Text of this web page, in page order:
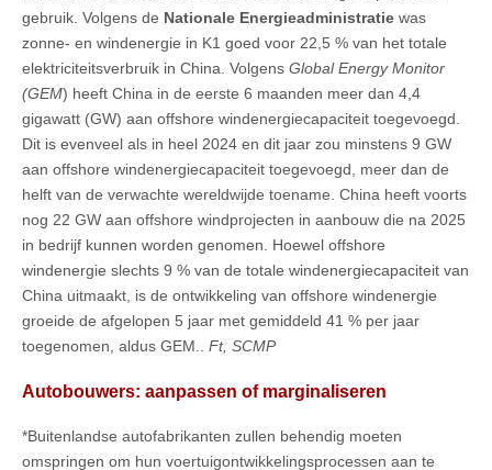
gebruik. Volgens de Nationale Energieadministratie was
zonne- en windenergie in K1 goed voor 22,5 % van het totale
elektriciteitsverbruik in China. Volgens Global Energy Monitor
(GEM) heeft China in de eerste 6 maanden meer dan 4,4
gigawatt (GW) aan offshore windenergiecapaciteit toegevoegd.
Dit is evenveel als in heel 2024 en dit jaar zou minstens 9 GW
aan offshore windenergiecapaciteit toegevoegd, meer dan de
helft van de verwachte wereldwijde toename. China heeft voorts
nog 22 GW aan offshore windprojecten in aanbouw die na 2025
in bedrijf kunnen worden genomen. Hoewel offshore
windenergie slechts 9 % van de totale windenergiecapaciteit van
China uitmaakt, is de ontwikkeling van offshore windenergie
groeide de afgelopen 5 jaar met gemiddeld 41 % per jaar
toegenomen, aldus GEM.. Ft, SCMP
Autobouwers: aanpassen of marginaliseren
*Buitenlandse autofabrikanten zullen behendig moeten
omspringen om hun voertuigontwikkelingsprocessen aan te